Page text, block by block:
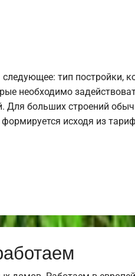
тип постройки,
необходимо
больших строений
исходя из